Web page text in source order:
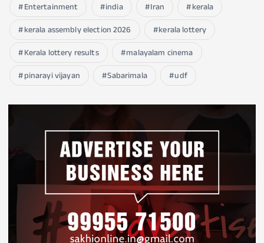
Entertainment
india Iran
kerala
kerala assembly election 2026
kerala lottery
Kerala lottery results
malayalam cinema
pinarayi vijayan
Sabarimala udf